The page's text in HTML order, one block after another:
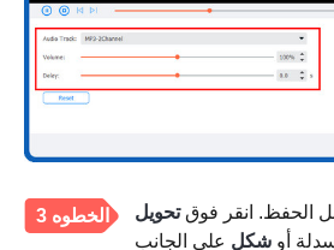
الخطوه 3 الحفظ. انقر فوقتحويل
أو شكل على الجانب